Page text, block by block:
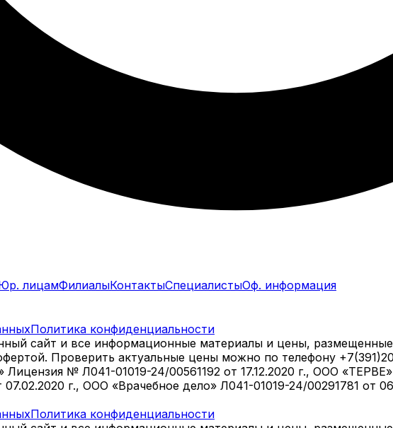
лицамФилиалыКонтактыСпециалистыОф. информация
Политика конфиденциальности
сайт и все информационные материалы и цены,
Проверить актуальные цены можно по телефону
№ Л041-01019-24/00561192 от 17.12.2020 г., ООО
07.02.2020 г., ООО «Врачебное дело» Л041-01019-24/00291781
Политика конфиденциальности